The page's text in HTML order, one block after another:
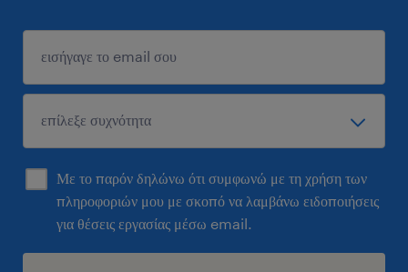
Με το παρόν δηλώνω ότι συμφωνώ με τη χρήση των
πληροφοριών μου με σκοπό να λαμβάνω ειδοποιήσεις
για θέσεις εργασίας μέσω email.